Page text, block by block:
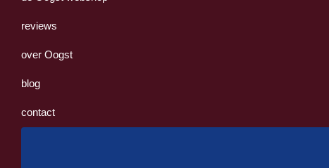
reviews
over Oogst
blog
contact